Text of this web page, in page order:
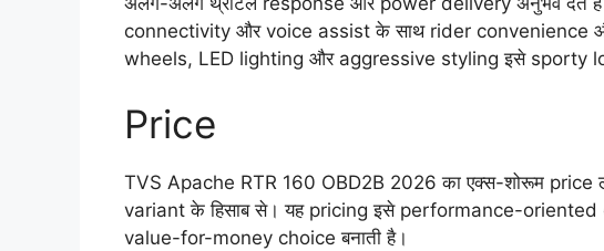
connectivity और voice assist के साथ rider convenience
wheels, LED lighting और aggressive styling इसे sporty
Price
TVS Apache RTR 160 OBD2B 2026 का एक्स-शोरूम price
variant के हिसाब से। यह pricing इसे performance-
value-for-money choice बनाती है।